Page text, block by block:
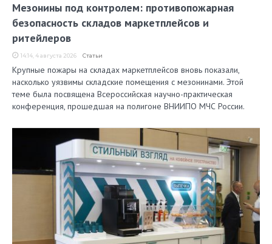
Мезонины под контролем: противопожарная
безопасность складов маркетплейсов и
ритейлеров
14:14, 4 августа 2026 Статьи
Крупные пожары на складах маркетплейсов вновь показали,
насколько уязвимы складские помещения с мезонинами. Этой
теме была посвящена Всероссийская научно-практическая
конференция, прошедшая на полигоне ВНИИПО МЧС России.